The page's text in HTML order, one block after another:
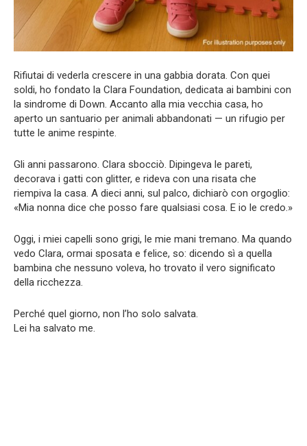
Rifiutai di vederla crescere in una gabbia dorata. Con quei
soldi, ho fondato la Clara Foundation, dedicata ai bambini con
la sindrome di Down. Accanto alla mia vecchia casa, ho
aperto un santuario per animali abbandonati — un rifugio per
tutte le anime respinte.
Gli anni passarono. Clara sbocciò. Dipingeva le pareti,
decorava i gatti con glitter, e rideva con una risata che
riempiva la casa. A dieci anni, sul palco, dichiarò con orgoglio:
«Mia nonna dice che posso fare qualsiasi cosa. E io le credo.»
Oggi, i miei capelli sono grigi, le mie mani tremano. Ma quando
vedo Clara, ormai sposata e felice, so: dicendo sì a quella
bambina che nessuno voleva, ho trovato il vero significato
della ricchezza.
Perché quel giorno, non l’ho solo salvata.
Lei ha salvato me.